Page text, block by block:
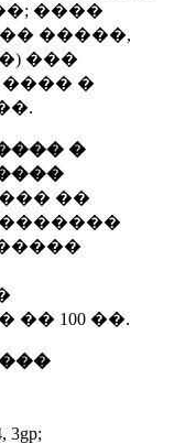
����
�����,
���
�
�
��
�� 100 ��.
3gp;